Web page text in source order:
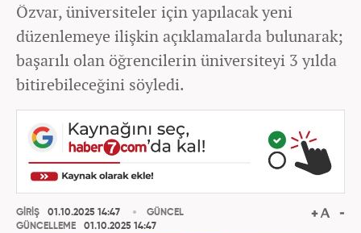
Özvar, üniversiteler için yapılacak yeni
düzenlemeye ilişkin açıklamalarda bulunarak;
başarılı olan öğrencilerin üniversiteyi 3 yılda
bitirebileceğini söyledi.
GİRİŞ
01.10.2025 14:47
GÜNCELLEME
01.10.2025 14:47
GÜNCEL